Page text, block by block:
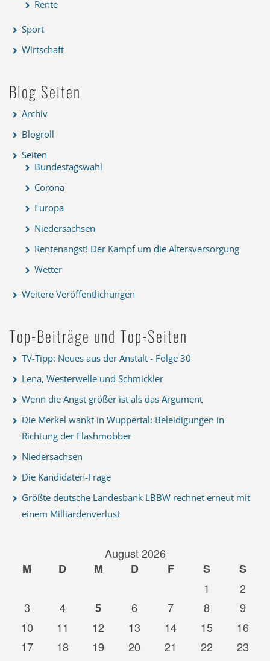
Rente
Sport
Wirtschaft
Blog Seiten
Archiv
Blogroll
Seiten
Bundestagswahl
Corona
Europa
Niedersachsen
Rentenangst! Der Kampf um die Altersversorgung
Wetter
Weitere Veröffentlichungen
Top-Beiträge und Top-Seiten
TV-Tipp: Neues aus der Anstalt - Folge 30
Lena, Westerwelle und Schmickler
Wenn die Angst größer ist als das Argument
Die Merkel wankt in Wuppertal: Beleidigungen in
Richtung der Flashmobber
Niedersachsen
Die Kandidaten-Frage
Größte deutsche Landesbank LBBW rechnet erneut mit
einem Milliardenverlust
August 2026
M
D M D F S
S
1
2
3
4 5 6 7 8
9
10
11 12 13 14 15
16
17
18 19 20 21 22
23